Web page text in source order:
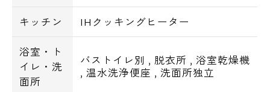
キッチン IHクッキングヒーター
浴室・ト
イレ・洗
面所
バストイレ別 , 脱衣所 , 浴室乾燥機
,温水洗浄便座 , 洗面所独立